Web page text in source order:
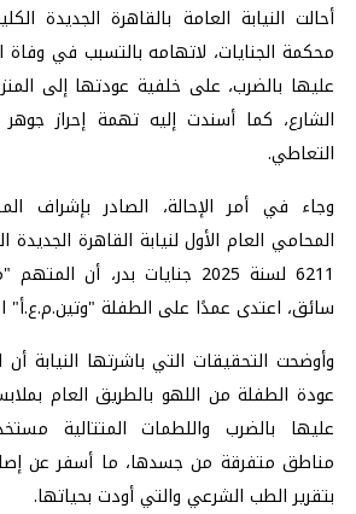
أحالت النيابة العامة بالقاهرة الجديدة
محكمة الجنايات، لاتهامه بالتسبب في وفاة
عليها بالضرب، على خلفية عودتها إلى
الشارع، كما أسندت إليه تهمة إحراز
التعاطي.
وجاء في أمر الإحالة، الصادر بإشراف
المحامي العام الأول لنيابة القاهرة
سائق، اعتدى عمدًا على الطفلة "وتين.م.ع.أ"
وأوضحت التحقيقات التي باشرتها النيابة
عودة الطفلة من اللهو بالطريق العام
عليها بالضرب واللطمات المتتالية
مناطق متفرقة من جسدها، ما أسفر عن
بتقرير الطب الشرعي والتي أودت بحياتها.